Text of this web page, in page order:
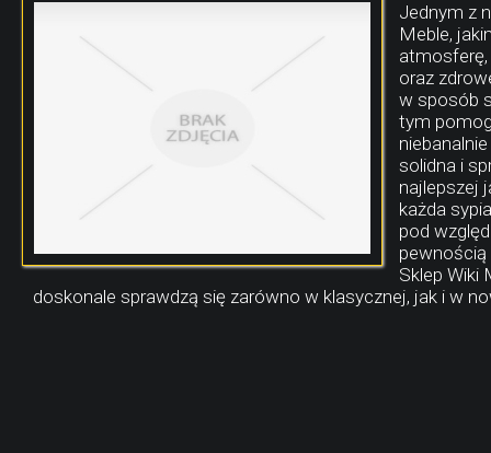
Jednym z
Meble,
atmosferę,
oraz
w sposób
tym
solidna i
najlepszej
każda
pod
pewnością
Sklep Wiki
doskonale sprawdzą się zarówno w klasycznej, jak i w